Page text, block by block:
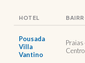
HOTEL
Pousada
Villa
Vantino
Praias
Centro